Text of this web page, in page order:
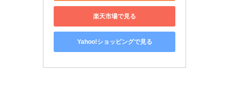
楽天市場で見る
Yahoo!ショッピングで見る